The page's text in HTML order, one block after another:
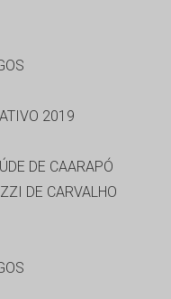
2019
DE CAARAPÓ
DE CARVALHO